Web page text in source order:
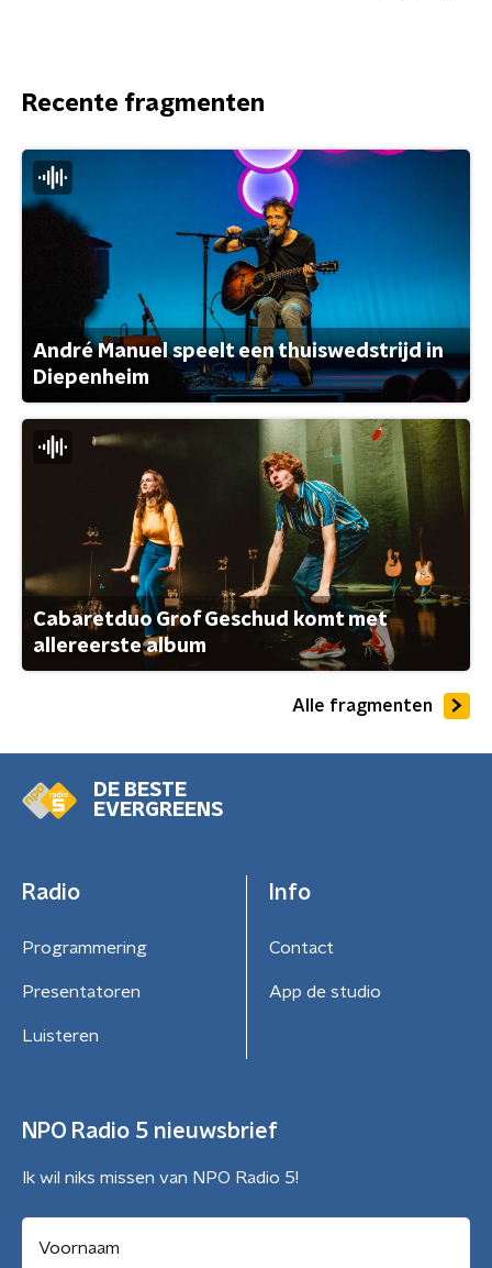
Recente fragmenten
André Manuel speelt een thuiswedstrijd in
Diepenheim
Cabaretduo Grof Geschud komt met
allereerste album
Alle fragmenten
DE BESTE
EVERGREENS
Radio
Programmering
Presentatoren
Luisteren
Info
Contact
App de studio
NPO Radio 5 nieuwsbrief
Ik wil niks missen van NPO Radio 5!